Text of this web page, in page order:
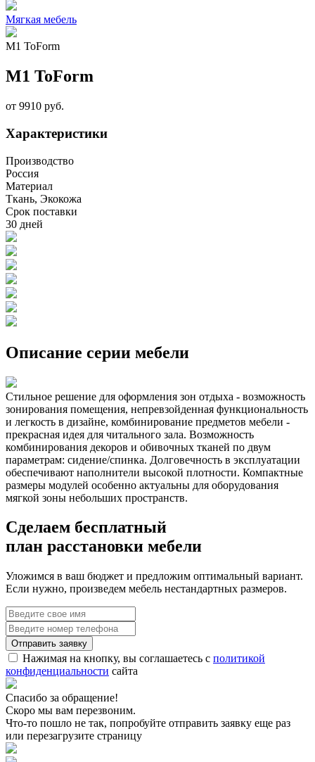
Мягкая мебель
M1 ToForm
M1 ToForm
от 9910 руб.
Характеристики
Производство
Россия
Материал
Ткань, Экокожа
Срок поставки
30 дней
Описание серии мебели
Стильное решение для оформления зон отдыха - возможность
зонирования помещения, непревзойденная функциональность
и легкость в дизайне, комбинирование предметов мебели -
прекрасная идея для читального зала. Возможность
комбинирования декоров и обивочных тканей по двум
параметрам: сидение/спинка. Долговечность в эксплуатации
обеспечивают наполнители высокой плотности. Компактные
размеры модулей особенно актуальны для оборудования
мягкой зоны небольших пространств.
Сделаем бесплатный
план расстановки мебели
Уложимся в ваш бюджет и предложим оптимальный вариант.
Если нужно, произведем мебель нестандартных размеров.
Нажимая на кнопку, вы соглашаетесь с политикой
конфиденциальности сайта
Спасибо за обращение!
Скоро мы вам перезвоним.
Что-то пошло не так, попробуйте отправить заявку еще раз
или перезагрузите страницу